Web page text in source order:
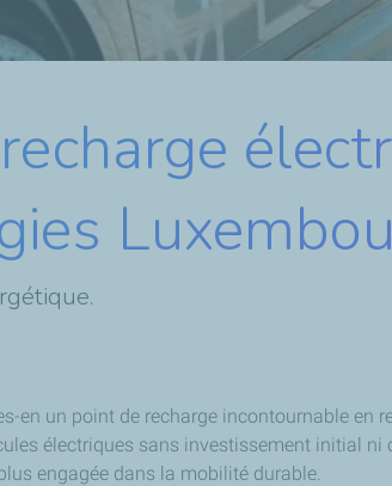
en un point de recharge incontournable en
électriques sans investissement initial
engagée dans la mobilité durable.